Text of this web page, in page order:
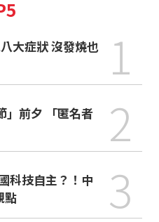
1
」前夕 「匿名者
2
點
3